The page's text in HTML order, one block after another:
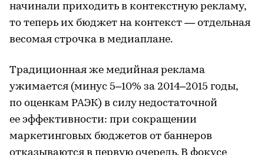
начинали приходить в контекстную рекламу,
то теперь их бюджет на контекст — отдельная
весомая строчка в медиаплане.
Традиционная же медийная реклама
ужимается (минус 5–10% за 2014–2015 годы,
по оценкам РАЭК) в силу недостаточной
ее эффективности: при сокращении
маркетинговых бюджетов от баннеров
отказываются в первую очередь. В фокусе